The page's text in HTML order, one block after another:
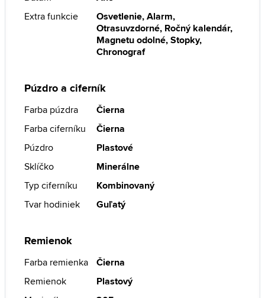
Extra funkcie
Osvetlenie, Alarm,
Otrasuvzdorné, Ročný kalendár,
Magnetu odolné, Stopky,
Chronograf
Púzdro a ciferník
Farba púzdra
Čierna
Farba ciferníku
Čierna
Púzdro
Plastové
Sklíčko
Minerálne
Typ ciferníku
Kombinovaný
Tvar hodiniek
Guľatý
Remienok
Farba remienka
Čierna
Remienok
Plastový